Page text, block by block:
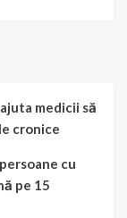
medicii să
cronice
cu
pe 15